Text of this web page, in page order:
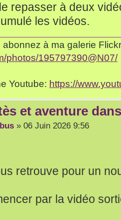
repasser à deux
les vidéos.
à ma galerie
photos/195797390@N07/
Youtube: https://
et aventure
» 06 Juin 2026 9:56
retrouve pour un
par la vidéo